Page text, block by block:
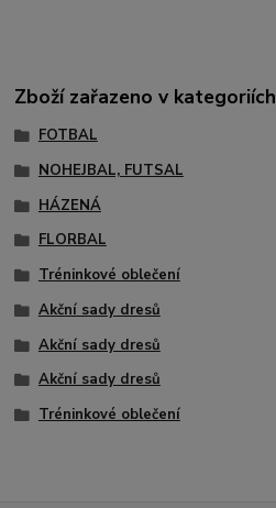
Zboží zařazeno v kategoriích
FOTBAL
NOHEJBAL, FUTSAL
HÁZENÁ
FLORBAL
Tréninkové oblečení
Akční sady dresů
Akční sady dresů
Akční sady dresů
Tréninkové oblečení